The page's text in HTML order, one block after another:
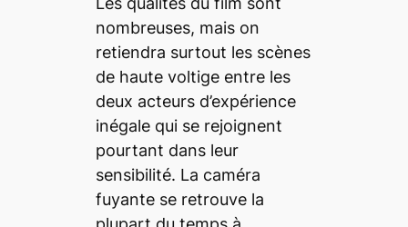
nombreuses, mais on
retiendra surtout les scènes
de haute voltige entre les
deux acteurs d’expérience
inégale qui se rejoignent
pourtant dans leur
sensibilité. La caméra
fuyante se retrouve la